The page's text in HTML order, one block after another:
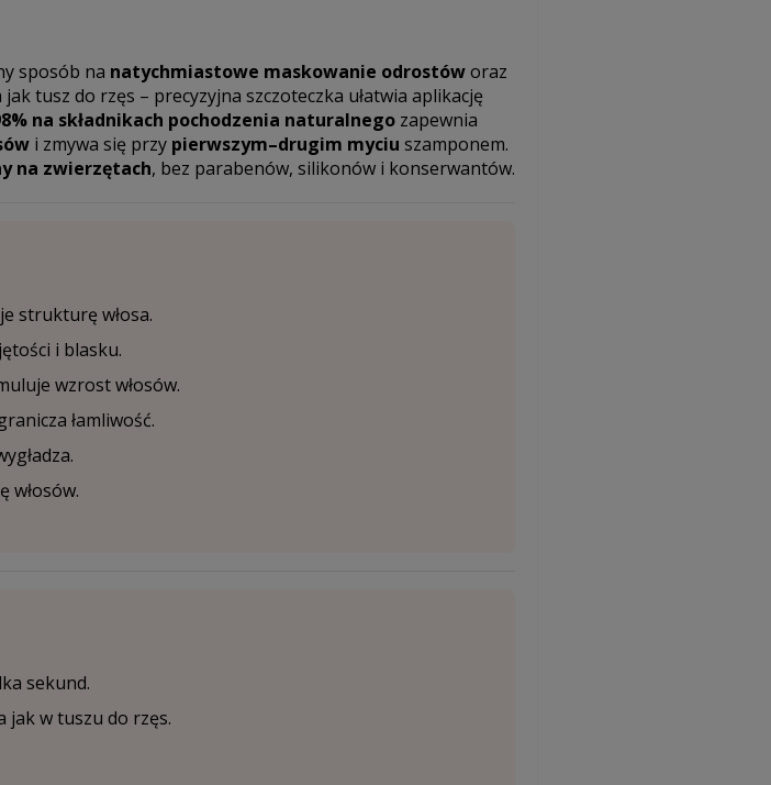
sposób na natychmiastowe maskowanie odrostóworaz
jak tusz do rzęs – precyzyjna szczoteczka ułatwia aplikację
na składnikach pochodzenia naturalnegozapewnia
i zmywa się przy pierwszym–drugim myciu szamponem.
na zwierzętach, bez parabenów, silikonów i konserwantów.
strukturę włosa.
i blasku.
wzrost włosów.
łamliwość.
włosów.
sekund.
jak w tuszu do rzęs.